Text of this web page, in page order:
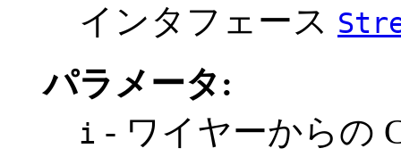
インタフェース
パラメータ:
i - ワイヤーからの